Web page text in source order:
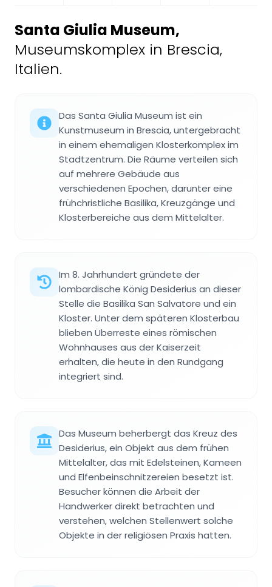
Santa Giulia Museum,
Museumskomplex in Brescia,
Italien.
Das Santa Giulia Museum ist ein
Kunstmuseum in Brescia, untergebracht
in einem ehemaligen Klosterkomplex im
Stadtzentrum. Die Räume verteilen sich
auf mehrere Gebäude aus
verschiedenen Epochen, darunter eine
frühchristliche Basilika, Kreuzgänge und
Klosterbereiche aus dem Mittelalter.
Im 8. Jahrhundert gründete der
lombardische König Desiderius an dieser
Stelle die Basilika San Salvatore und ein
Kloster. Unter dem späteren Klosterbau
blieben Überreste eines römischen
Wohnhauses aus der Kaiserzeit
erhalten, die heute in den Rundgang
integriert sind.
Das Museum beherbergt das Kreuz des
Desiderius, ein Objekt aus dem frühen
Mittelalter, das mit Edelsteinen, Kameen
und Elfenbeinschnitzereien besetzt ist.
Besucher können die Arbeit der
Handwerker direkt betrachten und
verstehen, welchen Stellenwert solche
Objekte in der religiösen Praxis hatten.